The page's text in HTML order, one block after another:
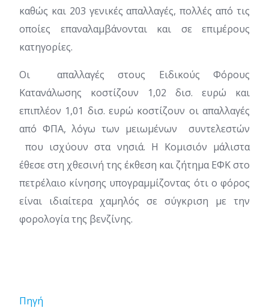
καθώς και 203 γενικές απαλλαγές, πολλές από τις
οποίες επαναλαμβάνονται και σε επιμέρους
κατηγορίες.
Οι απαλλαγές στους Ειδικούς Φόρους
Κατανάλωσης κοστίζουν 1,02 δισ. ευρώ και
επιπλέον 1,01 δισ. ευρώ κοστίζουν οι απαλλαγές
από ΦΠΑ, λόγω των μειωμένων συντελεστών
που ισχύουν στα νησιά. H Koμισιόν μάλιστα
έθεσε στη χθεσινή της έκθεση και ζήτημα ΕΦΚ στο
πετρέλαιο κίνησης υπογραμμίζοντας ότι ο φόρος
είναι ιδιαίτερα χαμηλός σε σύγκριση με την
φορολογία της βενζίνης.
Πηγή